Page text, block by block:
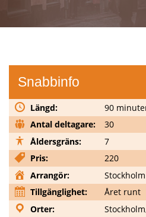
Snabbinfo
Längd:
90
Antal deltagare:
30
Åldersgräns:
7
Pris:
220
Arrangör:
Tillgänglighet:
Året runt
Orter: